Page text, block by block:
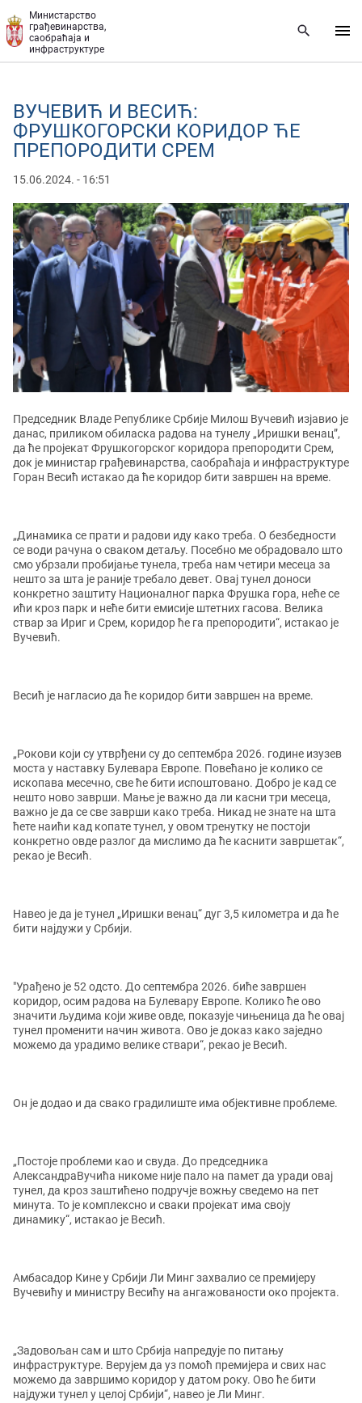
Министарство
грађевинарства,
саобраћаја и
инфраструктуре
ВУЧЕВИЋ И ВЕСИЋ:
ФРУШКОГОРСКИ КОРИДОР ЋЕ
ПРЕПОРОДИТИ СРЕМ
15.06.2024. - 16:51
Председник Владе Републике Србије Милош Вучевић изјавио је
данас, приликом обиласка радова на тунелу „Иришки венац”,
да ће пројекат Фрушкогорског коридора препородити Срем,
док је министар грађевинарства, саобраћаја и инфраструктуре
Горан Весић истакао да ће коридор бити завршен на време.
„Динамика се прати и радови иду како треба. О безбедности
се води рачуна о сваком детаљу. Посебно ме обрадовало што
смо убрзали пробијање тунела, треба нам четири месеца за
нешто за шта је раније требало девет. Овај тунел доноси
конкретно заштиту Националног парка Фрушка гора, неће се
ићи кроз парк и неће бити емисије штетних гасова. Велика
ствар за Ириг и Срем, коридор ће га препородити“, истакао је
Вучевић.
Весић је нагласио да ће коридор бити завршен на време.
„Рокови који су утврђени су до септембра 2026. године изузев
моста у наставку Булевара Европе. Повећано је колико се
ископава месечно, све ће бити испоштовано. Добро је кад се
нешто ново заврши. Мање је важно да ли касни три месеца,
важно је да се све заврши како треба. Никад не знате на шта
ћете наићи кад копате тунел, у овом тренутку не постоји
конкретно овде разлог да мислимо да ће каснити завршетак“,
рекао је Весић.
Навео је да је тунел „Иришки венац“ дуг 3,5 километра и да ће
бити најдужи у Србији.
"Урађено је 52 одсто. До септембра 2026. биће завршен
коридор, осим радова на Булевару Европе. Колико ће ово
значити људима који живе овде, показује чињеница да ће овај
тунел променити начин живота. Ово је доказ како заједно
можемо да урадимо велике ствари“, рекао је Весић.
Он је додао и да свако градилиште има објективне проблеме.
„Постоје проблеми као и свуда. До председника
АлександраВучића никоме није пало на памет да уради овај
тунел, да кроз заштићено подручје вожњу сведемо на пет
минута. То је комплексно и сваки пројекат има своју
динамику“, истакао је Весић.
Амбасадор Кине у Србији Ли Минг захвалио се премијеру
Вучевићу и министру Весићу на ангажованости око пројекта.
„Задовољан сам и што Србија напредује по питању
инфраструктуре. Верујем да уз помоћ премијера и свих нас
можемо да завршимо коридор у датом року. Ово ће бити
најдужи тунел у целој Србији“, навео је Ли Минг.